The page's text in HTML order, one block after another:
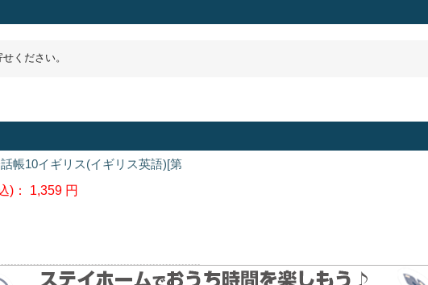
ください。
帳10イギリス(イギリス英語)[第
)： 1,359 円